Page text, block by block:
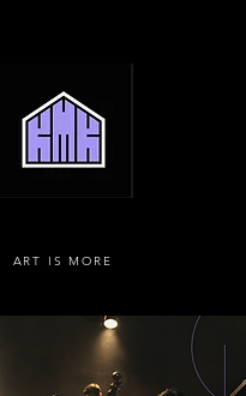
ART IS MORE